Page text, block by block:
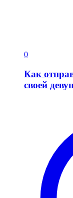
0
Как
своей